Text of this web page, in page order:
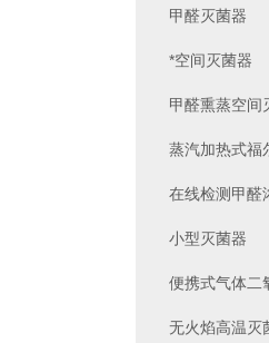
甲醛灭菌器
*空间灭菌器
甲醛熏蒸空间
蒸汽加热式福
在线检测甲醛
小型灭菌器
便携式气体二
无火焰高温灭